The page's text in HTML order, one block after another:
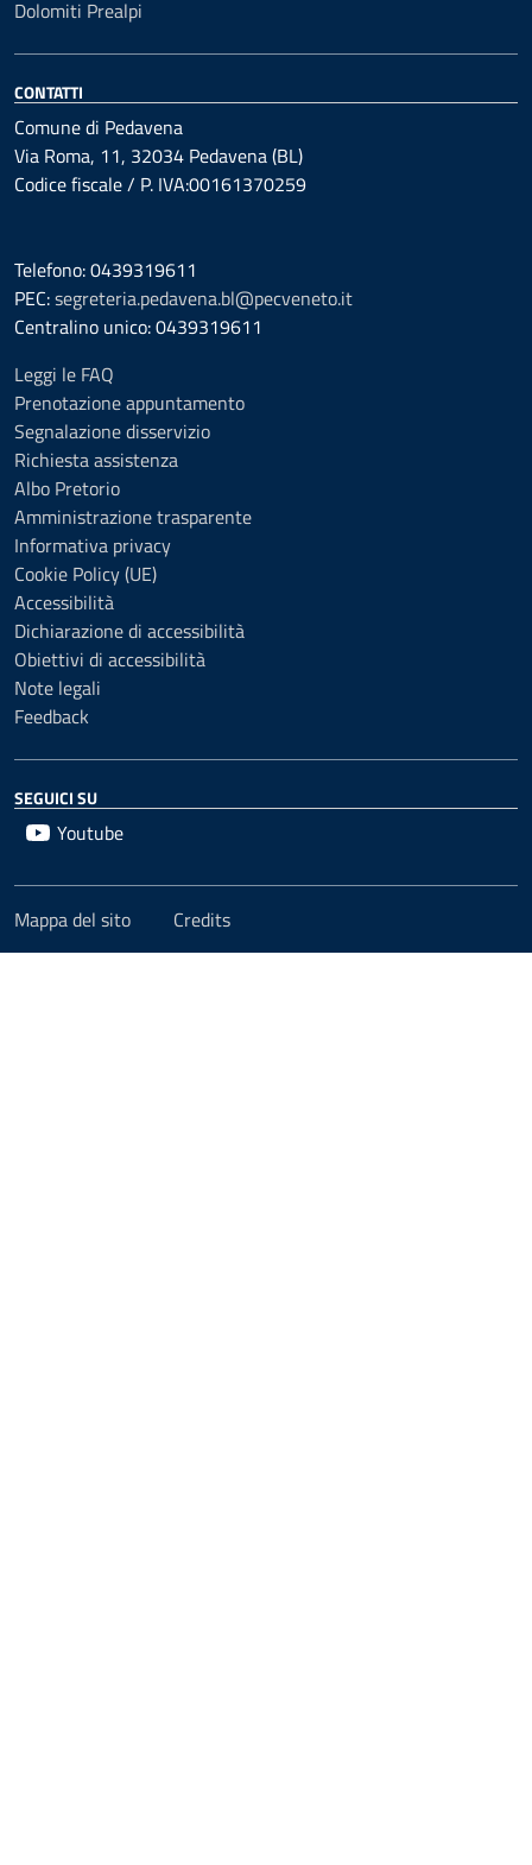
Dolomiti Prealpi
CONTATTI
Comune di Pedavena
Via Roma, 11, 32034 Pedavena (BL)
Codice fiscale / P. IVA:00161370259
Telefono: 0439319611
PEC:segreteria.pedavena.bl@pecveneto.it
Centralino unico: 0439319611
Leggi le FAQ
Prenotazione appuntamento
Segnalazione disservizio
Richiesta assistenza
Albo Pretorio
Amministrazione trasparente
Informativa privacy
Cookie Policy (UE)
Accessibilità
Dichiarazione di accessibilità
Obiettivi di accessibilità
Note legali
Feedback
SEGUICI SU
Youtube
Mappa del sito Credits